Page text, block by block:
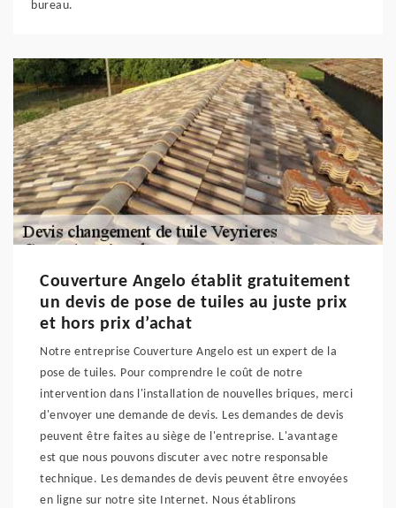
bureau.
Couverture Angelo établit gratuitement
un devis de pose de tuiles au juste prix
et hors prix d’achat
Notre entreprise Couverture Angelo est un expert de la
pose de tuiles. Pour comprendre le coût de notre
intervention dans l'installation de nouvelles briques, merci
d'envoyer une demande de devis. Les demandes de devis
peuvent être faites au siège de l'entreprise. L'avantage
est que nous pouvons discuter avec notre responsable
technique. Les demandes de devis peuvent être envoyées
en ligne sur notre site Internet. Nous établirons